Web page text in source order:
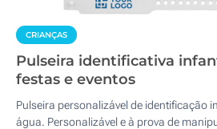
CRIANÇAS
Pulseira identificativa
festas e eventos
Pulseira personalizável de identificação
água. Personalizável e à prova de